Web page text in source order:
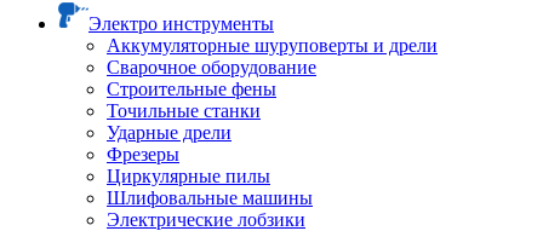
Электро инструменты
Аккумуляторные шуруповерты и дрели
Сварочное оборудование
Строительные фены
Точильные станки
Ударные дрели
Фрезеры
Циркулярные пилы
Шлифовальные машины
Электрические лобзики